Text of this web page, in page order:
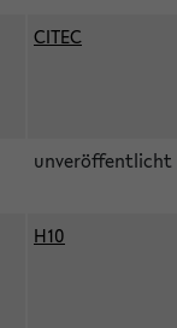
CITEC
unveröffentlicht
H10